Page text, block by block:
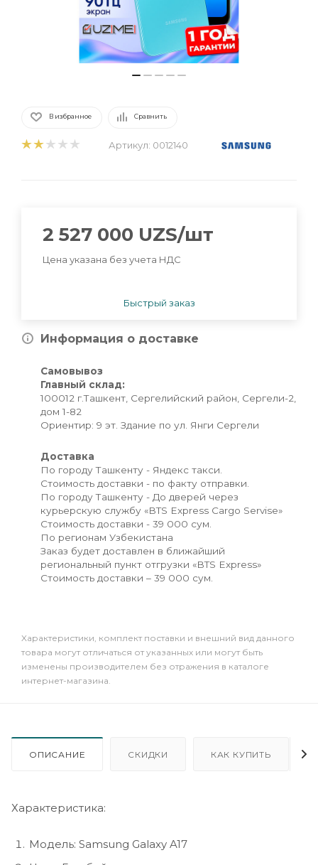
В избранное Сравнить
Артикул: 0012140
2 527 000 UZS/шт
Цена указана без учета НДС
Быстрый заказ
Информация о доставке
Самовывоз
Главный склад:
100012 г.Ташкент, Сергелийский район, Сергели-2,
дом 1-82
Ориентир: 9 эт. Здание по ул. Янги Сергели
Доставка
По городу Ташкенту - Яндекс такси.
Стоимость доставки - по факту отправки.
По городу Ташкенту - До дверей через
курьерскую службу «BTS Express Cargo Servise»
Стоимость доставки - 39 000 сум.
По регионам Узбекистана
Заказ будет доставлен в ближайший
региональный пункт отгрузки «BTS Express»
Стоимость доставки – 39 000 сум.
Xарактеристики, комплект поставки и внешний вид данного
товара могут отличаться от указанных или могут быть
изменены производителем без отражения в каталоге
интернет-магазина.
ОПИСАНИЕ СКИДКИ КАК КУПИТЬ
Характеристика:
Модель: Samsung Galaxy A17